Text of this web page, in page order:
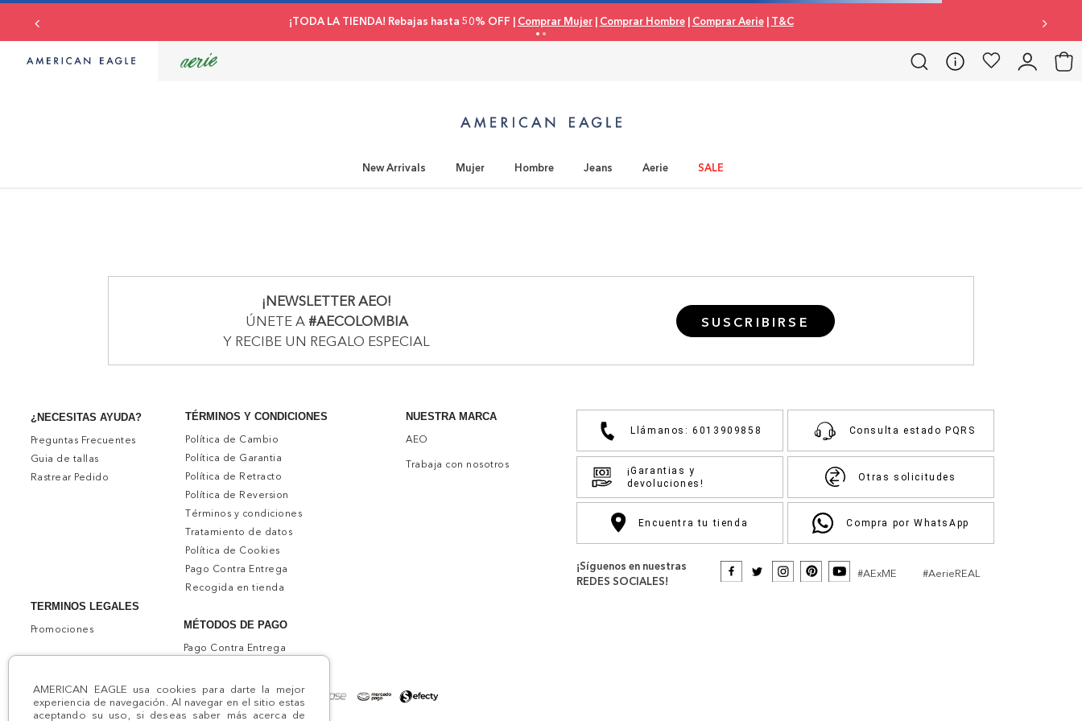
AMERICAN EAGLE usa cookies para darte la mejor
experiencia de navegación. Al navegar en el sitio estas
aceptando su uso, si deseas saber más acerca de
¡TODA LA TIENDA! Rebajas hasta 50% OFF | Comprar Mujer| Comprar Hombre| Comprar Aerie| T&C
New Arrivals Mujer Hombre Jeans Aerie SALE
¡NEWSLETTER AEO!
ÚNETE A #AECOLOMBIA
Y RECIBE UN REGALO ESPECIAL
SUSCRIBIRSE
¿NECESITAS AYUDA?
Preguntas Frecuentes
Guia de tallas
Rastrear Pedido
TERMINOS LEGALES
Promociones
TÉRMINOS Y CONDICIONES
Política de Cambio
Política de Garantia
Política de Retracto
Política de Reversion
Términos y condiciones
Tratamiento de datos
Política de Cookies
Pago Contra Entrega
Recogida en tienda
NUESTRA MARCA
AEO
Trabaja con nosotros
MÉTODOS DE PAGO
Pago Contra Entrega
Llámanos: 6013909858 Consulta estado PQRS
¡Garantias y
devoluciones!
Otras solicitudes
Encuentra tu tienda Compra por WhatsApp
¡Síguenos en nuestras
REDES SOCIALES!
#AExME #AerieREAL